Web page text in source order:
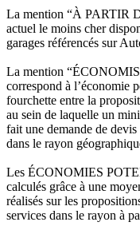
La mention “À PARTIR
actuel le moins cher
garages référencés sur
La mention
correspond à l’économie
fourchette entre la
au sein de laquelle un
fait une demande de
dans le rayon
Les ÉCONOMIES
calculés grâce à une
réalisés sur les
services dans le rayon à